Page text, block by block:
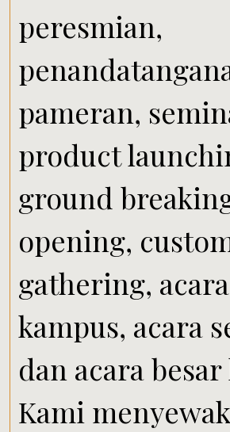
peresmian,
pameran,
product
ground
opening,
gathering, acara
kampus, acara
dan acara
Kami